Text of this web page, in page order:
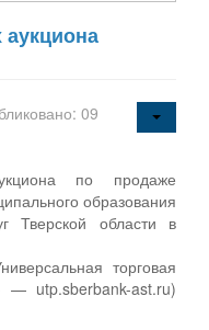
аукциона
09
по продаже
образования
Тверской области в
торговая
utp.sberbank-ast.ru)